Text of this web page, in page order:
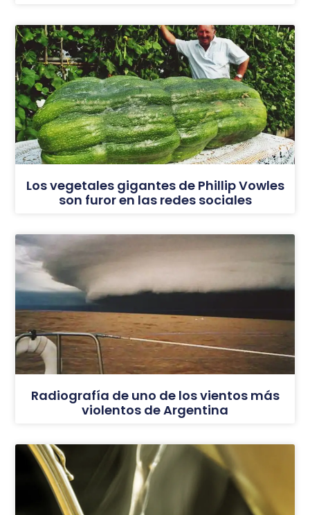
Los vegetales gigantes de Phillip Vowles
son furor en las redes sociales
Radiografía de uno de los vientos más
violentos de Argentina